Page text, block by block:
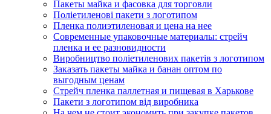
Пакеты майка и фасовка для торговли
Поліетиленові пакети з логотипом
Пленка полиэтиленовая и цена на нее
Современные упаковочные материалы: стрейч
пленка и ее разновидности
Виробництво поліетиленових пакетів з логотипом
Заказать пакеты майка и банан оптом по
выгодным ценам
Стрейч пленка паллетная и пищевая в Харькове
Пакети з логотипом від виробника